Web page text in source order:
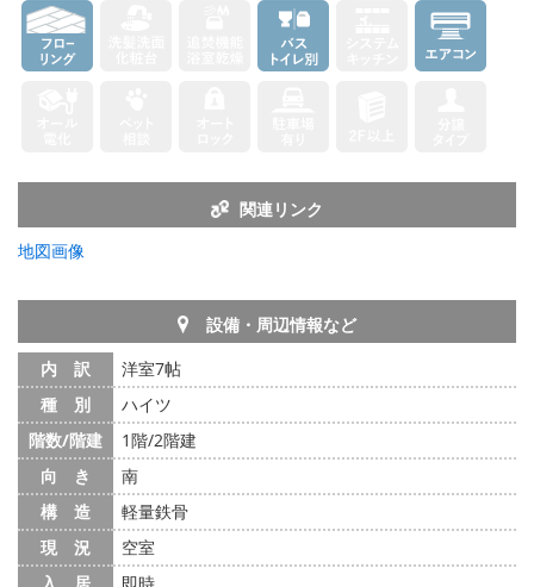
関連リンク
地図画像
設備・周辺情報など
内 訳
洋室7帖
種 別
ハイツ
階数/階建
1階/2階建
向 き
南
構 造
軽量鉄骨
現 況
空室